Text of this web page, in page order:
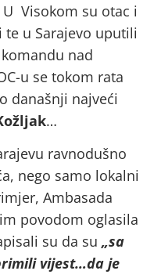
Visokom su otac i
u Sarajevo uputili
nad
u se tokom rata
današnji najveći
…
ravnodušno
nego samo lokalni
Ambasada
povodom oglasila
su da su „sa
vijest…da je